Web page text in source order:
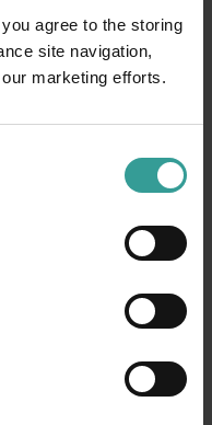
agree to the storing
site navigation,
marketing efforts.
可以从澳大利亚
自然景点和匠心独
上田园诗般的开